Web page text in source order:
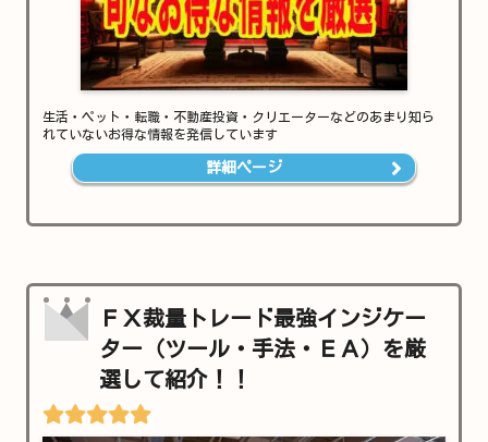
生活・ペット・転職・不動産投資・クリエーターなどのあまり知ら
れていないお得な情報を発信しています
詳細ページ
ＦＸ裁量トレード最強インジケー
ター（ツール・手法・ＥＡ）を厳
選して紹介！！